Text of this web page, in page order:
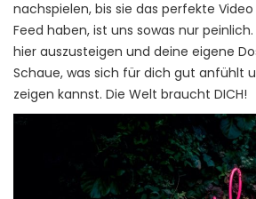
nachspielen, bis sie das perfekte
Feed haben, ist uns sowas nur
hier auszusteigen und deine eigene
Schaue, was sich für dich gut anfühlt
zeigen kannst. Die Welt braucht DICH!